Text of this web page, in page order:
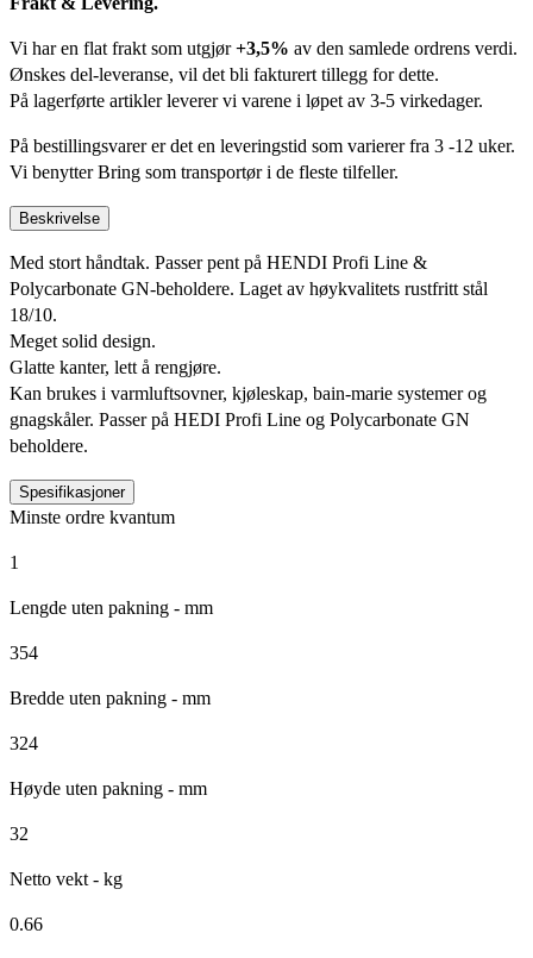
Vi har en flat frakt som utgjør+3,5% av den samlede ordrens verdi.
Ønskes del-leveranse, vil det bli fakturert tillegg for dette.
På lagerførte artikler leverer vi varene i løpet av 3-5 virkedager.
På bestillingsvarer er det en leveringstid som varierer fra 3 -12 uker.
Vi benytter Bring som transportør i de fleste tilfeller.
Beskrivelse
Med stort håndtak. Passer pent på HENDI Profi Line &
Polycarbonate GN-beholdere. Laget av høykvalitets rustfritt stål
18/10.
Meget solid design.
Glatte kanter, lett å rengjøre.
Kan brukes i varmluftsovner, kjøleskap, bain-marie systemer og
gnagskåler. Passer på HEDI Profi Line og Polycarbonate GN
beholdere.
Spesifikasjoner
Minste ordre kvantum
1
Lengde uten pakning - mm
354
Bredde uten pakning - mm
324
Høyde uten pakning - mm
32
Netto vekt - kg
0.66